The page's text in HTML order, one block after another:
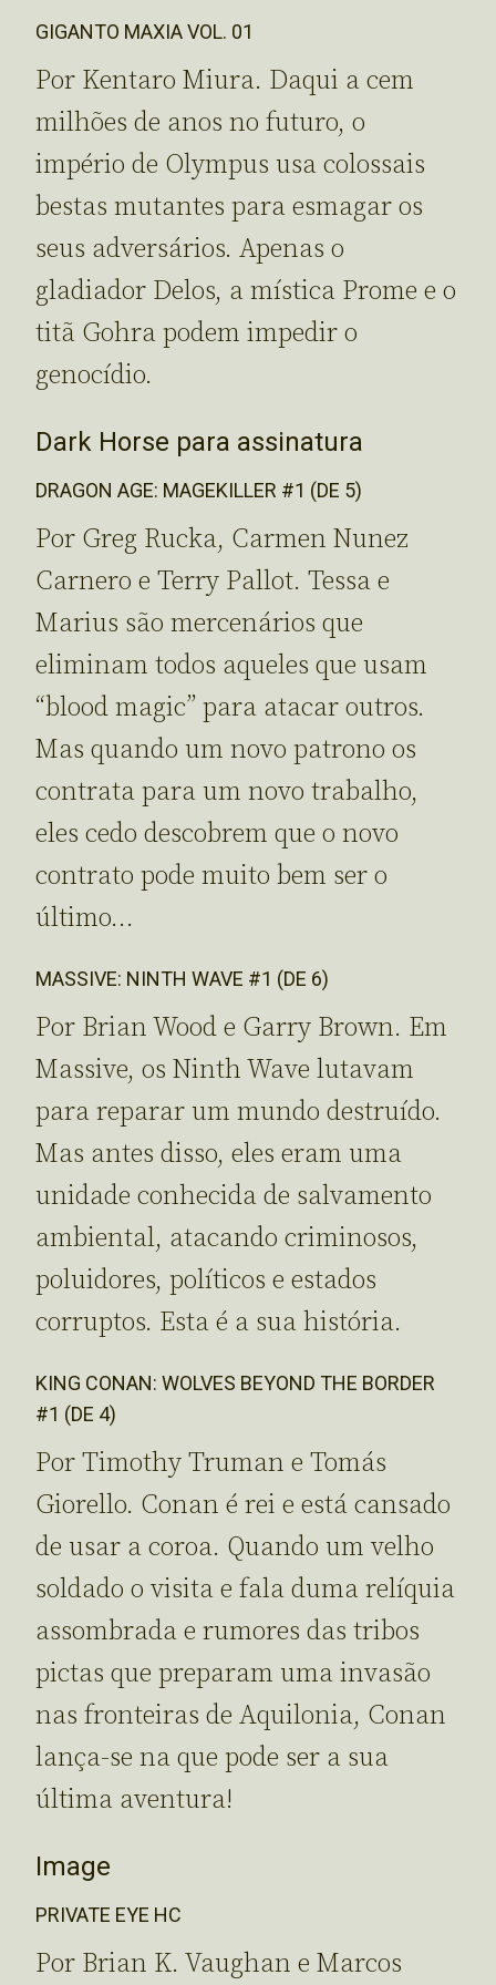
GIGANTO MAXIA VOL. 01
Por Kentaro Miura. Daqui a cem
milhões de anos no futuro, o
império de Olympus usa colossais
bestas mutantes para esmagar os
seus adversários. Apenas o
gladiador Delos, a mística Prome e o
titã Gohra podem impedir o
genocídio.
Dark Horse para assinatura
DRAGON AGE: MAGEKILLER #1 (DE 5)
Por Greg Rucka, Carmen Nunez
Carnero e Terry Pallot. Tessa e
Marius são mercenários que
eliminam todos aqueles que usam
“blood magic” para atacar outros.
Mas quando um novo patrono os
contrata para um novo trabalho,
eles cedo descobrem que o novo
contrato pode muito bem ser o
último…
MASSIVE: NINTH WAVE #1 (DE 6)
Por Brian Wood e Garry Brown. Em
Massive, os Ninth Wave lutavam
para reparar um mundo destruído.
Mas antes disso, eles eram uma
unidade conhecida de salvamento
ambiental, atacando criminosos,
poluidores, políticos e estados
corruptos. Esta é a sua história.
KING CONAN: WOLVES BEYOND THE BORDER
#1 (DE 4)
Por Timothy Truman e Tomás
Giorello. Conan é rei e está cansado
de usar a coroa. Quando um velho
soldado o visita e fala duma relíquia
assombrada e rumores das tribos
pictas que preparam uma invasão
nas fronteiras de Aquilonia, Conan
lança-se na que pode ser a sua
última aventura!
Image
PRIVATE EYE HC
Por Brian K. Vaughan e Marcos